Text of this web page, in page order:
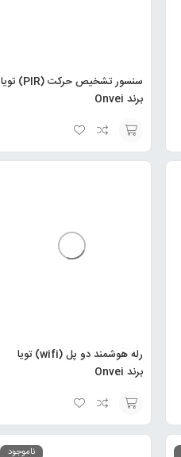
سنسور تشخیص حرکت (PIR) تویا
برند Onvei
انتخاب
رله هوشمند دو پل (wifi) تویا
برند Onvei
انتخاب
ناموجود